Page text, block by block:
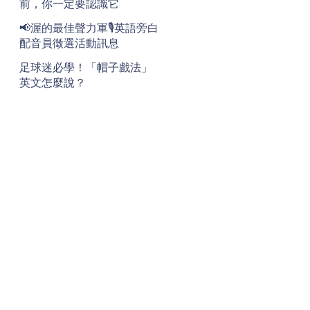
前，你一定要認識它
📢渥的最佳聲力軍🎙️英語旁白
配音員徵選活動訊息
足球迷必學！「帽子戲法」
英文怎麼說？